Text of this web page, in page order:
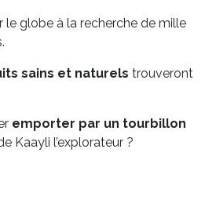
le globe à la recherche de mille
sains et naturels trouveront
emporter par un tourbillon
Kaayli l’explorateur ?